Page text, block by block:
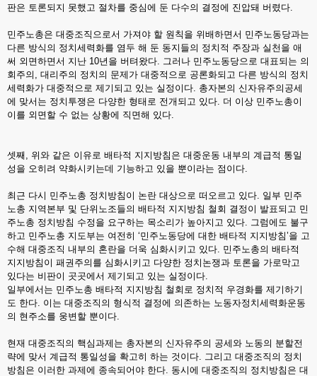
판은 토론되지 못했고 절차를 중심에 둔 다수의 결정에 진압돼 버렸다.
민주노총은 대중조직으로서 가져야 할 원칙을 위배하면서 민주노동당과는
다른 방식의 정치세력화를 염두 해 둔 동지들의 정치적 주장과 실천을 애
써 외면하면서 지난 10년을 버텨왔다. 그러나 민주노동당으로 대표되는 의
회주의, 대리주의 정치의 문제가 대중적으로 공론화되고 다른 방식의 정치
세력화가 대중적으로 제기되고 있는 실정이다. 총자본의 신자유주의공세
에 맞서는 정치투쟁은 다양한 형태로 전개되고 있다. 더 이상 민주노총이
이를 외면할 수 없는 상황에 직면해 있다.
셋째, 위와 같은 이유로 배타적 지지방침은 대중운동 내부의 계급적 통일
성을 오히려 약화시키는데 기능하고 있을 뿐이라는 점이다.
최근 다시 민주노총 정치방침이 논란 대상으로 떠오르고 있다. 일부 민주
노총 지역본부 및 단위노조들의 배타적 지지방침 철회 결정이 발표되고 민
주노총 정치방침 수정을 요구하는 목소리가 높아지고 있다. 그럼에도 불구
하고 민주노총 지도부는 여전히 ‘민주노동당에 대한 배타적 지지방침’을 고
수해 대중조직 내부의 혼란을 더욱 심화시키고 있다. 민주노총의 배타적
지지방침이 패권주의를 심화시키고 다양한 정치논쟁과 토론을 가로막고
있다는 비판이 곳곳에서 제기되고 있는 실정이다.
일부에서는 민주노총 배타적 지지방침 철회로 정치적 우경화를 제기하기
도 한다. 이는 대중조직의 형식적 결정에 의존하는 노동자정치세력화운동
의 현주소를 웅변할 뿐이다.
현재 대중조직의 핵심과제는 총자본의 신자유주의 공세와 노동의 분할전
략에 맞서 계급적 통일성을 확고히 하는 것이다. 그리고 대중조직의 정치
방침은 이러한 과제에 종속되어야 한다. 동시에 대중조직의 정치방침은 대